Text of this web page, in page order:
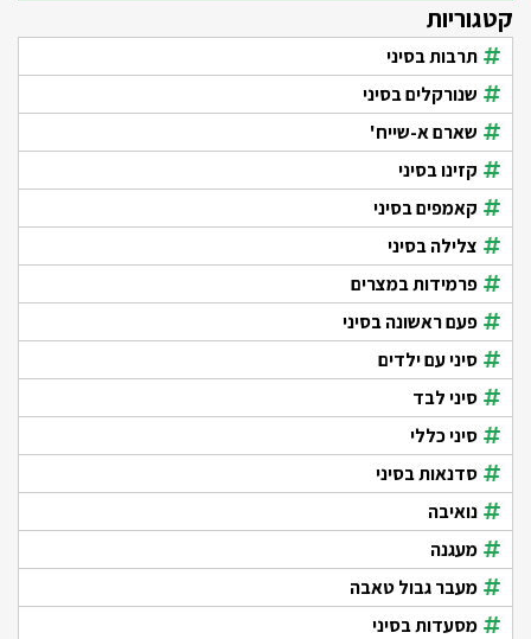
קטגוריות
תרבות בסיני
שנורקלים בסיני
שארם א-שייח'
קזינו בסיני
קאמפים בסיני
צלילה בסיני
פרמידות במצרים
פעם ראשונה בסיני
סיני עם ילדים
סיני לבד
סיני כללי
סדנאות בסיני
נואיבה
מעגנה
מעבר גבול טאבה
מסעדות בסיני